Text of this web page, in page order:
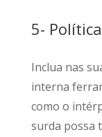
5-
Inclua nas
interna
como o
surda possa